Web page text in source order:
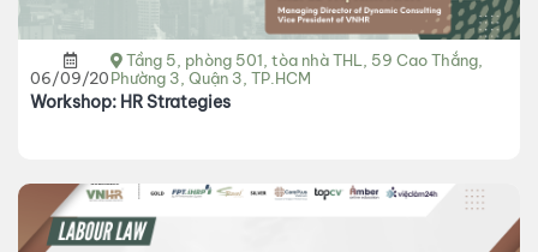
06/09/2023
Tầng 5, phòng 501, tòa nhà THL, 59 Cao Thắng,
Phường 3, Quận 3, TP.HCM
Workshop: HR Strategies